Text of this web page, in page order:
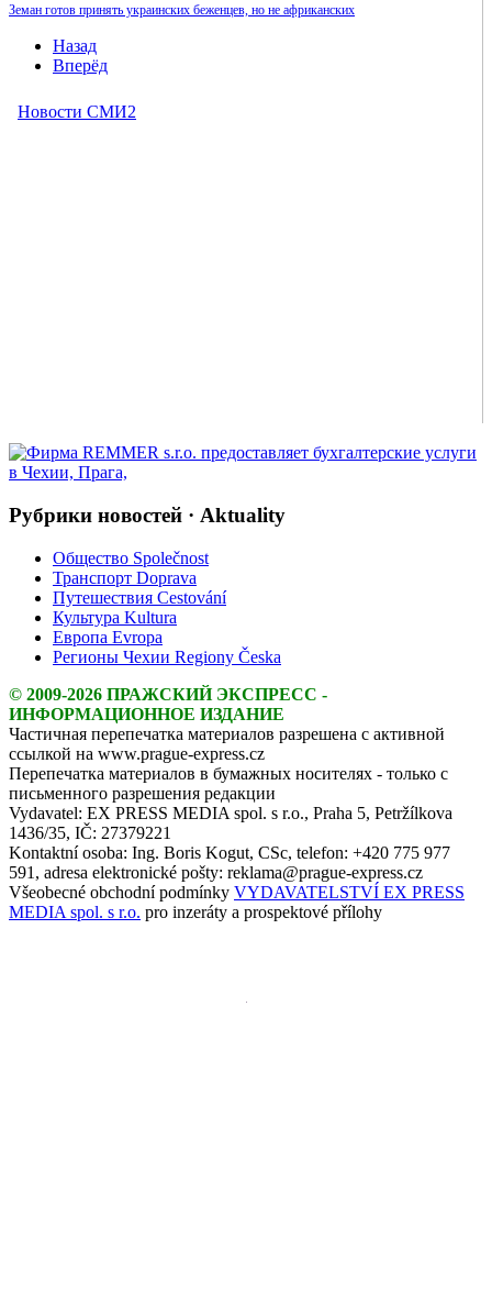
Земан готов принять украинских беженцев, но не африканских
Назад
Вперёд
Рубрики новостей · Aktuality
Общество Společnost
Транспорт Doprava
Путешествия Cestování
Культура Kultura
Европа Evropa
Регионы Чехии Regiony Česka
© 2009-2026 ПРАЖСКИЙ ЭКСПРЕСС -
ИНФОРМАЦИОННОЕ ИЗДАНИЕ
Частичная перепечатка материалов разрешена с активной
ссылкой на www.prague-express.cz
Перепечатка материалов в бумажных носителях - только с
письменного разрешения редакции
Vydavatel: EX PRESS MEDIA spol. s r.o., Praha 5, Petržílkova
1436/35, IČ: 27379221
Kontaktní osoba: Ing. Boris Kogut, CSc, telefon: +420 775 977
591, adresa elektronické pošty: reklama@prague-express.cz
Všeobecné obchodní podmínky VYDAVATELSTVÍ EX PRESS
MEDIA spol. s r.o. pro inzeráty a prospektové přílohy